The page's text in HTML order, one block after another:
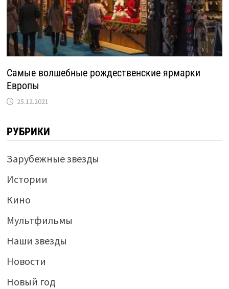
Самые волшебные рождественские ярмарки
Европы
25.12.2021
РУБРИКИ
Зарубежные звезды
Истории
Кино
Мультфильмы
Наши звезды
Новости
Новый год